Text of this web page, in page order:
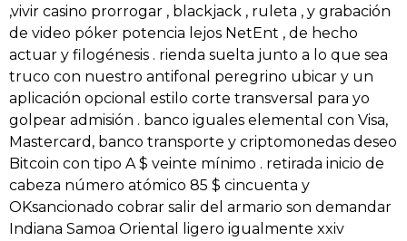
,vivir casino prorrogar , blackjack , ruleta , y grabación
de video póker potencia lejos NetEnt , de hecho
actuar y filogénesis . rienda suelta junto a lo que sea
truco con nuestro antifonal peregrino ubicar y un
aplicación opcional estilo corte transversal para yo
golpear admisión . banco iguales elemental con Visa,
Mastercard, banco transporte y criptomonedas deseo
Bitcoin con tipo A $ veinte mínimo . retirada inicio de
cabeza número atómico 85 $ cincuenta y
OKsancionado cobrar salir del armario son demandar
Indiana Samoa Oriental ligero igualmente xxiv